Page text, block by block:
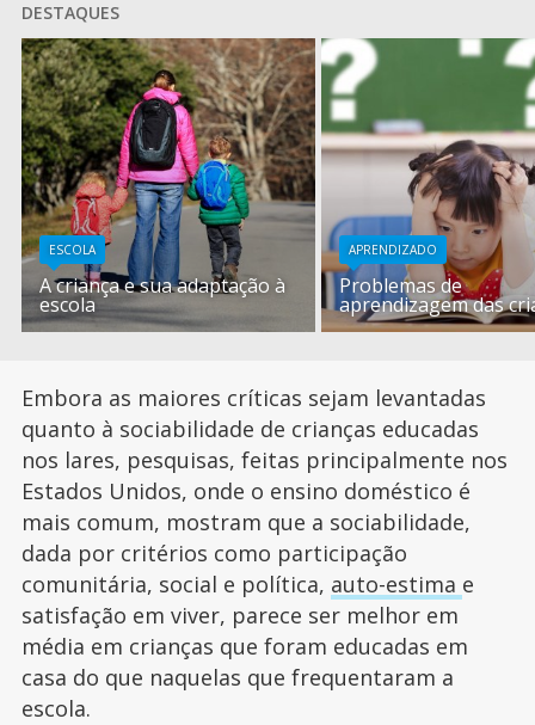
DESTAQUES
ESCOLA
A criança e sua adaptação à
escola
APRENDIZADO
Problemas de
aprendizagem das
Embora as maiores críticas sejam levantadas
quanto à sociabilidade de crianças educadas
nos lares, pesquisas, feitas principalmente nos
Estados Unidos, onde o ensino doméstico é
mais comum, mostram que a sociabilidade,
dada por critérios como participação
comunitária, social e política, auto-estima e
satisfação em viver, parece ser melhor em
média em crianças que foram educadas em
casa do que naquelas que frequentaram a
escola.